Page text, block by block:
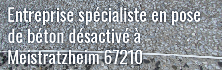
Entreprise spécialiste en pose
de béton désactivé à
Meistratzheim 67210